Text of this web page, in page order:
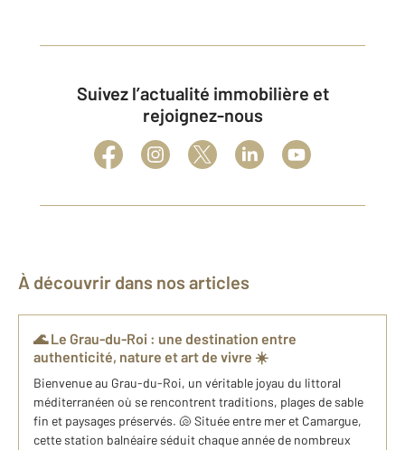
Suivez l’actualité immobilière et
rejoignez-nous
À découvrir dans nos articles
🌊 Le Grau-du-Roi : une destination entre
authenticité, nature et art de vivre ☀️
Bienvenue au Grau-du-Roi, un véritable joyau du littoral
méditerranéen où se rencontrent traditions, plages de sable
fin et paysages préservés. 🐚 Située entre mer et Camargue,
cette station balnéaire séduit chaque année de nombreux